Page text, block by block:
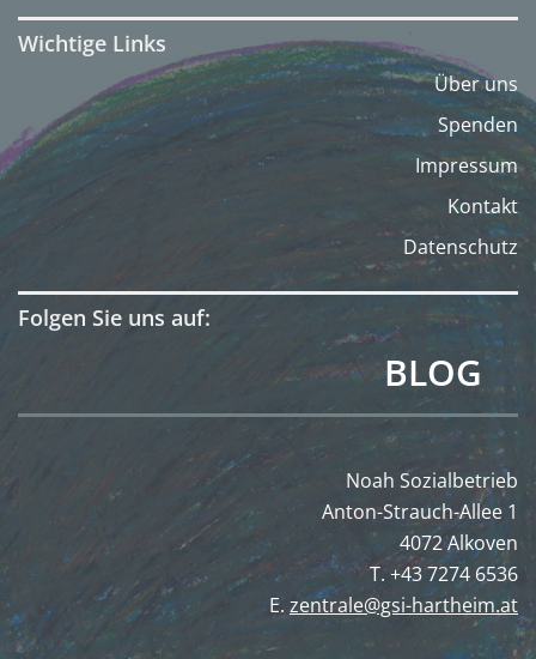
Wichtige Links
Über uns
Spenden
Impressum
Kontakt
Datenschutz
Folgen Sie uns auf:
BLOG
Noah Sozialbetrieb
Anton-Strauch-Allee 1
4072 Alkoven
T. +43 7274 6536
E. zentrale@gsi-hartheim.at